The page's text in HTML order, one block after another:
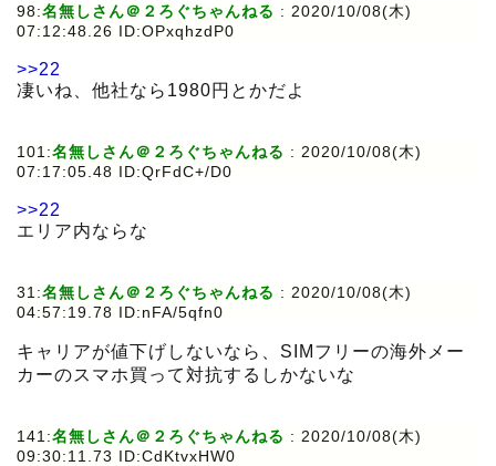
98:名無しさん＠２ろぐちゃんねる : 2020/10/08(木)
07:12:48.26 ID:OPxqhzdP0
>>22
凄いね、他社なら1980円とかだよ
101:名無しさん＠２ろぐちゃんねる : 2020/10/08(木)
07:17:05.48 ID:QrFdC+/D0
>>22
エリア内ならな
31:名無しさん＠２ろぐちゃんねる : 2020/10/08(木)
04:57:19.78 ID:nFA/5qfn0
キャリアが値下げしないなら、SIMフリーの海外メー
カーのスマホ買って対抗するしかないな
141:名無しさん＠２ろぐちゃんねる : 2020/10/08(木)
09:30:11.73 ID:CdKtvxHW0